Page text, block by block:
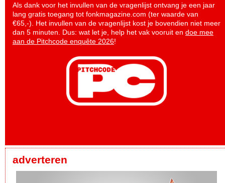
Als dank voor het invullen van de vragenlijst ontvang je een jaar
lang gratis toegang tot fonkmagazine.com (ter waarde van
€65,-). Het invullen van de vragenlijst kost je bovendien niet meer
dan 5 minuten. Dus: wat let je, help het vak vooruit en doe mee
aan de Pitchcode enquête 2026!
adverteren